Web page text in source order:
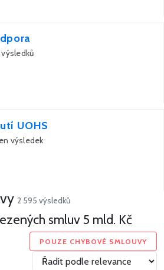
UOHS
výsledek
2 595 výsledků
smluv5 mld. Kč
POUZE CHYBOVÉ SMLOUVY